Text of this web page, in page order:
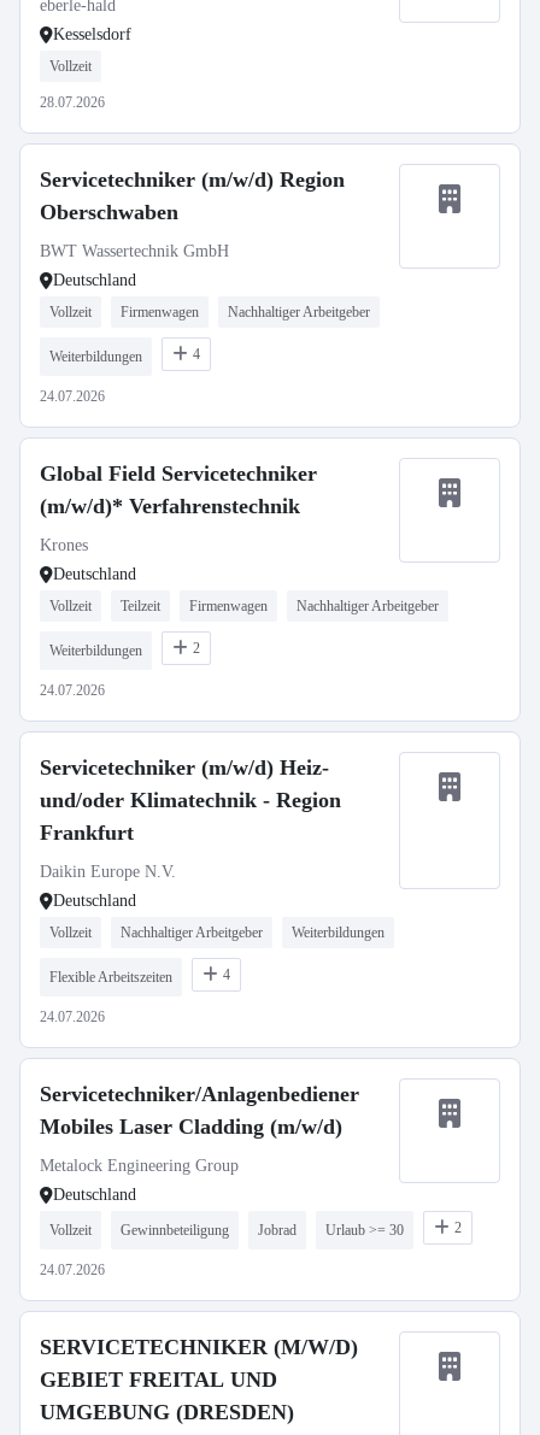
eberle-hald
Kesselsdorf
Vollzeit
28.07.2026
Servicetechniker (m/w/d) Region
Oberschwaben
BWT Wassertechnik GmbH
Deutschland
Vollzeit Firmenwagen Nachhaltiger Arbeitgeber
Weiterbildungen 4
24.07.2026
Global Field Servicetechniker
(m/w/d)* Verfahrenstechnik
Krones
Deutschland
Vollzeit Teilzeit Firmenwagen Nachhaltiger Arbeitgeber
Weiterbildungen 2
24.07.2026
Servicetechniker (m/w/d) Heiz-
und/oder Klimatechnik - Region
Frankfurt
Daikin Europe N.V.
Deutschland
Vollzeit Nachhaltiger Arbeitgeber Weiterbildungen
Flexible Arbeitszeiten 4
24.07.2026
Servicetechniker/Anlagenbediener
Mobiles Laser Cladding (m/w/d)
Metalock Engineering Group
Deutschland
Vollzeit Gewinnbeteiligung Jobrad Urlaub >= 30 2
24.07.2026
SERVICETECHNIKER (M/W/D)
GEBIET FREITAL UND
UMGEBUNG (DRESDEN)